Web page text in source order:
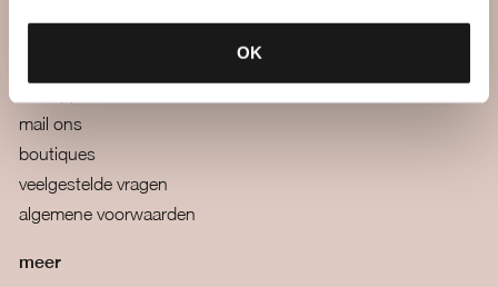
OK
mail ons
boutiques
veelgestelde vragen
algemene voorwaarden
meer